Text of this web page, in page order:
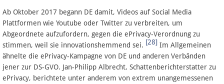
Ab Oktober 2017 begann DE damit, Videos auf Social Media
Plattformen wie Youtube oder Twitter zu verbreiten, um
Abgeordnete aufzufordern, gegen die ePrivacy-Verordnung zu
stimmen, weil sie innovationshemmend sei. [28] Im Allgemeinen
ähnelte die ePrivacy-Kampagne von DE und anderen Verbänden
jener zur DS-GVO. Jan-Philipp Albrecht, Schattenberichterstatter zu
ePrivacy, berichtete unter anderem von extrem unangemessenen